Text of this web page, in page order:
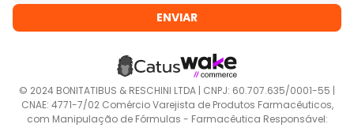
ENVIAR
© 2024 BONITATIBUS & RESCHINI LTDA | CNPJ: 60.707.635/0001-55 |
CNAE: 4771-7/02 Comércio Varejista de Produtos Farmacêuticos,
com Manipulação de Fórmulas - Farmacêutica Responsável: